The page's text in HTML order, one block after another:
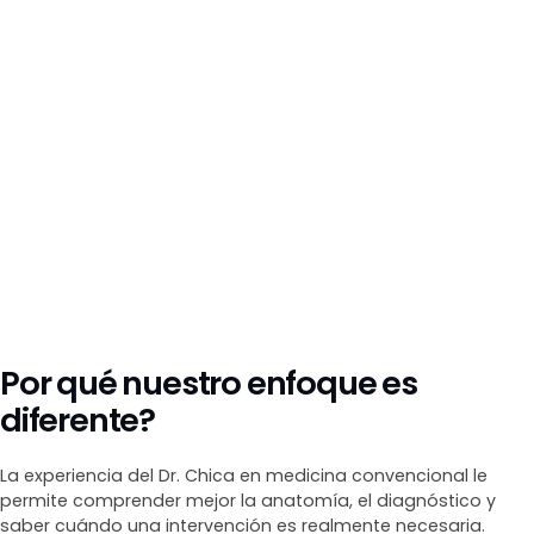
Por qué nuestro enfoque es
diferente?
La experiencia del Dr. Chica en medicina convencional le
permite comprender mejor la anatomía, el diagnóstico y
saber cuándo una intervención es realmente necesaria.